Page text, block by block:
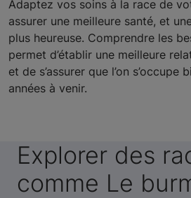
Adaptez vos soins à la race de
assurer une meilleure santé, et
plus heureuse. Comprendre les
permet d’établir une meilleure
et de s’assurer que l’on s’occupe
années à venir.
Explorer des
comme Le